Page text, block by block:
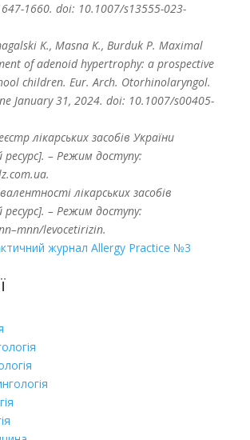
1660. doi: 10.1007/s13555-023-
K., Masna K., Burduk P. Maximal
of adenoid hypertrophy: a prospective
children. Eur. Arch. Otorhinolaryngol.
January 31, 2024. doi: 10.1007/s00405-
лікарських засобів України
– Режим доступу:
лікарських засобів
– Режим доступу:
–mnn/levocetirizin.
журнал Allergy Practice №3